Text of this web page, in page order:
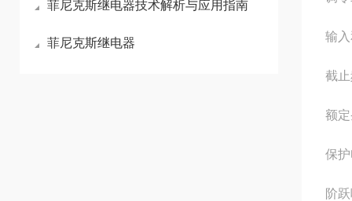
菲尼克斯继电器技术解析与应用指南
菲尼克斯继电器 输
截
额
保
阶